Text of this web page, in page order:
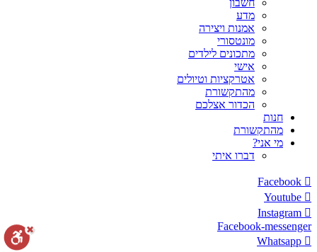
מדע
אמנות ויצירה
מונטסורי
מתכונים לילדים
אישי
אטרקציות וטיולים
מהתקשורת
הכדור אצלכם
חנות
מהתקשורת
מי אני?
דברו איתי
Facebook
Youtube
Instagram
Facebook-messenger
Whatsapp